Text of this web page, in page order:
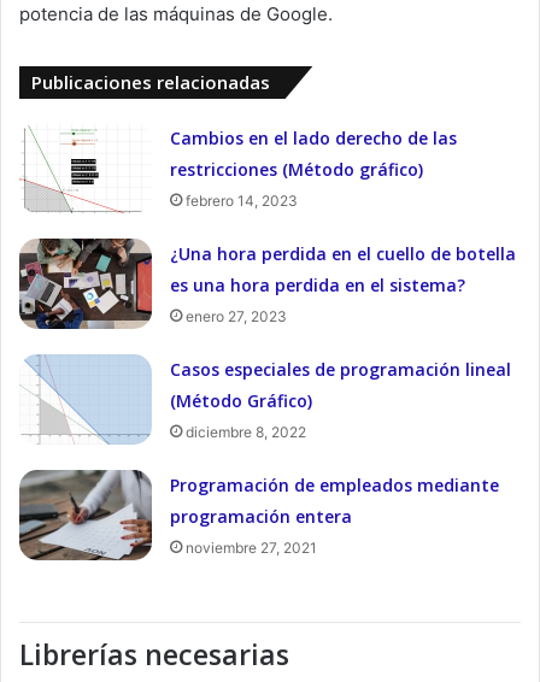
potencia de las máquinas de Google.
Publicaciones relacionadas
Cambios en el lado derecho de las
restricciones (Método gráfico)
febrero 14, 2023
¿Una hora perdida en el cuello de botella
es una hora perdida en el sistema?
enero 27, 2023
Casos especiales de programación lineal
(Método Gráfico)
diciembre 8, 2022
Programación de empleados mediante
programación entera
noviembre 27, 2021
Librerías necesarias